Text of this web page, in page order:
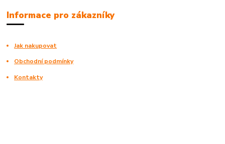
Informace pro zákazníky
Jak nakupovat
Obchodní podmínky
Kontakty